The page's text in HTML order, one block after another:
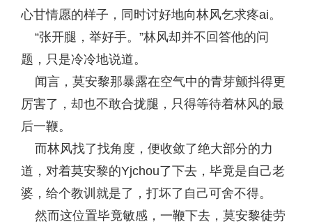
心甘情愿的样子，同时讨好地向林风乞求疼ai。
“张开腿，举好手。”林风却并不回答他的问
题，只是冷冷地说道。
闻言，莫安黎那暴露在空气中的青芽颤抖得更
厉害了，却也不敢合拢腿，只得等待着林风的最
后一鞭。
而林风找了找角度，便收敛了绝大部分的力
道，对着莫安黎的Yjchou了下去，毕竟是自己老
婆，给个教训就是了，打坏了自己可舍不得。
然而这位置毕竟敏感，一鞭下去，莫安黎徒劳